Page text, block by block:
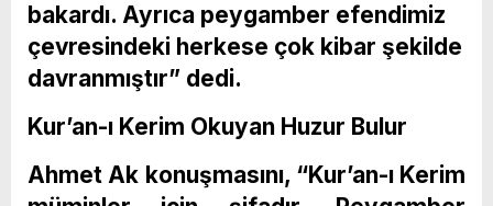
bakardı. Ayrıca peygamber efendimiz
çevresindeki herkese çok kibar şekilde
davranmıştır” dedi.
Kur’an-ı Kerim Okuyan Huzur Bulur
Ahmet Ak konuşmasını, “Kur’an-ı Kerim